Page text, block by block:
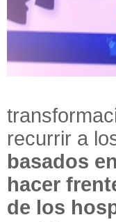
recurrir a
basados
hacer
de los